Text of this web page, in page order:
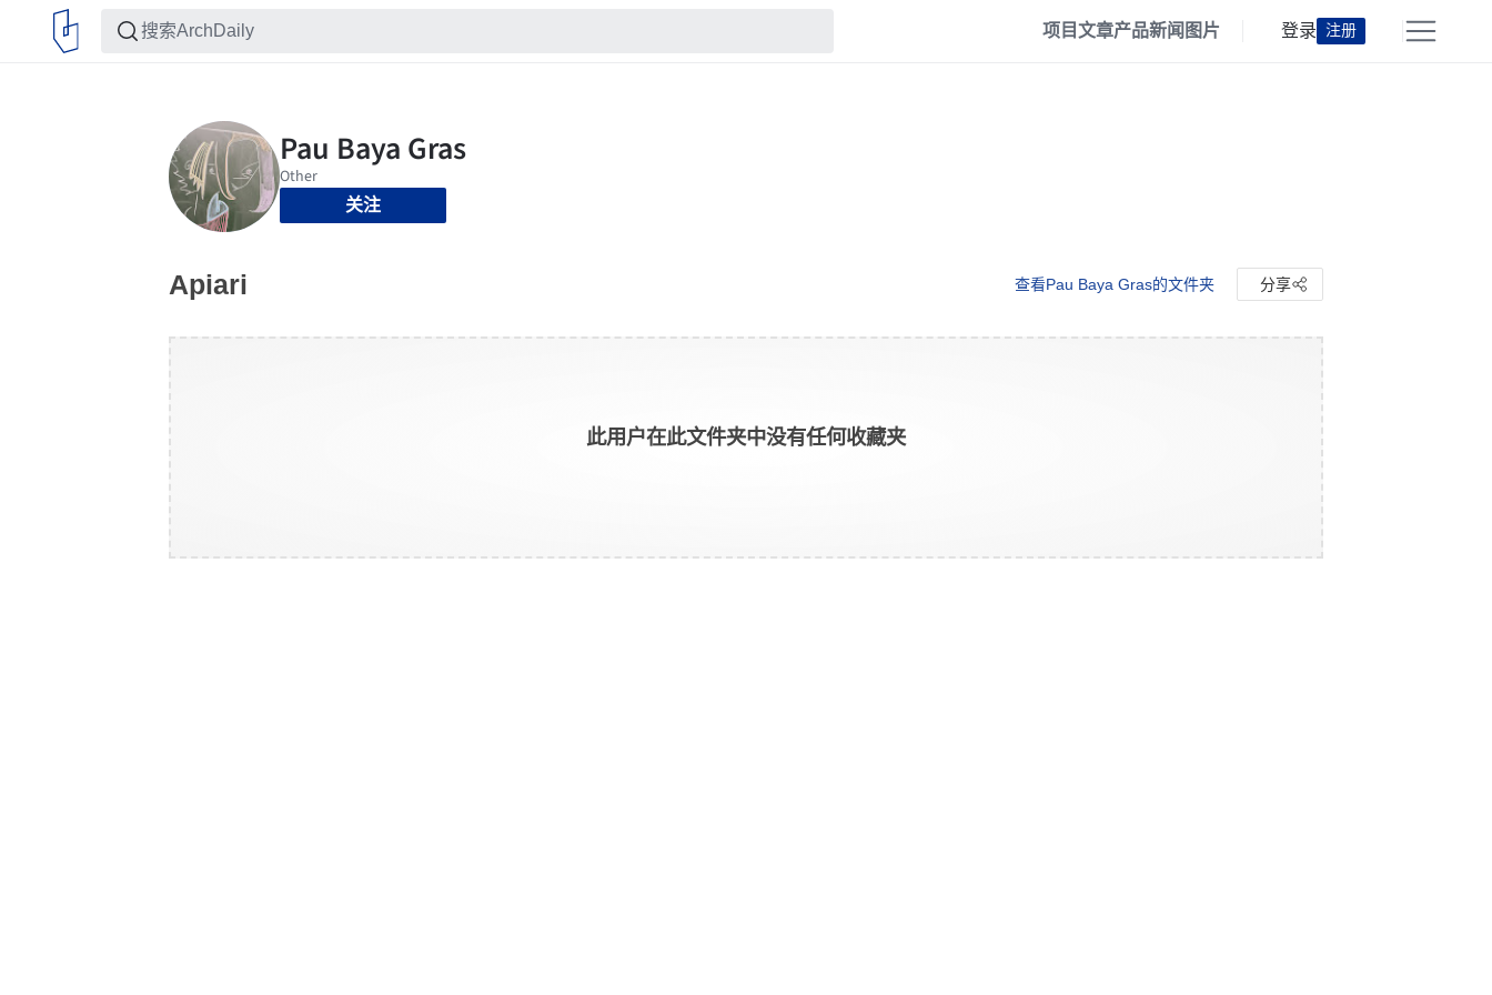
项目文章产品新闻 图片 登录 注册
关注
Apiari 查看Pau Baya Gras的文件夹 分享
此用户在此文件夹中没有任何收藏夹